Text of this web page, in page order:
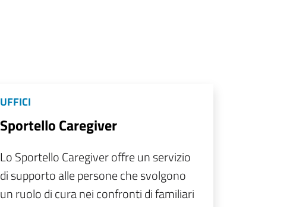
UFFICI
Sportello Caregiver
Lo Sportello Caregiver offre un servizio
di supporto alle persone che svolgono
un ruolo di cura nei confronti di familiari